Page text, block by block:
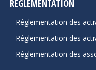
Facebook
s'ouvre
une
nouvelle
YouTube
s'ouvre
nouvelle
LinkedIn
s'ouvre
nouvelle
E-
mail
une
Web
une
RÉGLEMENTATION
– Réglementation des
– Réglementation des
– Réglementation des